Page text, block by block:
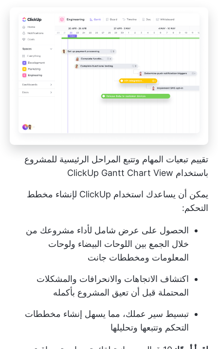
تقييم تبعيات المهام وتتبع المراحل الرئيسية للمشروع
باستخدام ClickUp Gantt Chart View
يمكن أن يساعدك استخدام ClickUp لإنشاء مخطط
التحكم:
الحصول على عرض شامل لأداء مشروعك من
خلال الجمع بين اللوحات البيضاء ولوحات
المعلومات ومخططات جانت
اكتشاف الاتجاهات والانحرافات والمشكلات
المحتملة قبل أن تعيق المشروع بأكمله
تبسيط سير عملك، مما يسهل إنشاء مخططات
التحكم وتتبعها وتحليلها